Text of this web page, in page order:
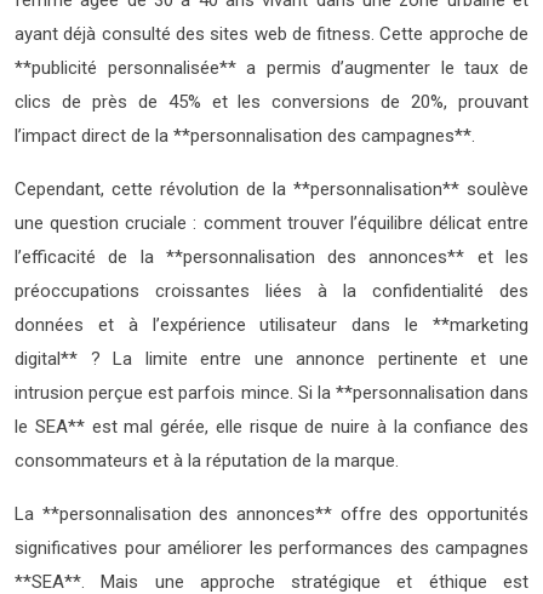
ayant déjà consulté des sites web de fitness. Cette approche de
**publicité personnalisée** a permis d’augmenter le taux de
clics de près de 45% et les conversions de 20%, prouvant
l’impact direct de la **personnalisation des campagnes**.
Cependant, cette révolution de la **personnalisation** soulève
une question cruciale : comment trouver l’équilibre délicat entre
l’efficacité de la **personnalisation des annonces** et les
préoccupations croissantes liées à la confidentialité des
données et à l’expérience utilisateur dans le **marketing
digital** ? La limite entre une annonce pertinente et une
intrusion perçue est parfois mince. Si la **personnalisation dans
le SEA** est mal gérée, elle risque de nuire à la confiance des
consommateurs et à la réputation de la marque.
La **personnalisation des annonces** offre des opportunités
significatives pour améliorer les performances des campagnes
**SEA**. Mais une approche stratégique et éthique est